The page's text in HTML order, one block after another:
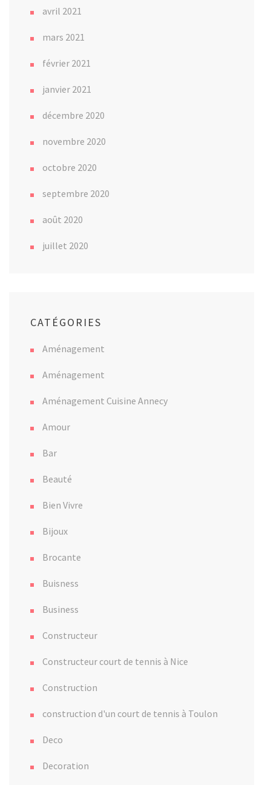
avril 2021
mars 2021
février 2021
janvier 2021
décembre 2020
novembre 2020
octobre 2020
septembre 2020
août 2020
juillet 2020
CATÉGORIES
Aménagement
Aménagement
Aménagement Cuisine Annecy
Amour
Bar
Beauté
Bien Vivre
Bijoux
Brocante
Buisness
Business
Constructeur
Constructeur court de tennis à Nice
Construction
construction d'un court de tennis à Toulon
Deco
Decoration